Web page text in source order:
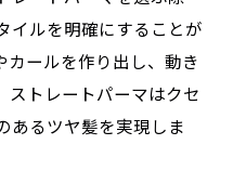
イルを明確にすることが
カールを作り出し、動き
ストレートパーマはクセ
あるツヤ髪を実現しま